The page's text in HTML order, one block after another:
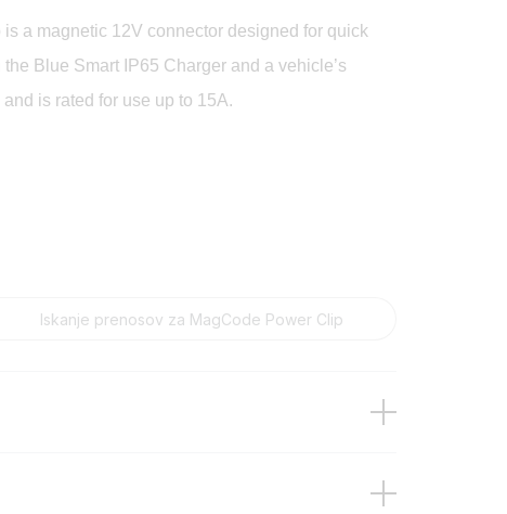
a magnetic 12V connector designed for quick
Blue Smart IP65 Charger and a vehicle’s
is rated for use up to 15A.